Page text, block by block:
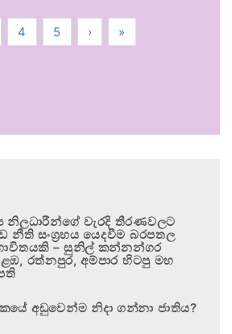
4 5 › »
නිලධාරීන්ගේ වැරදි තීරණවලට
නීති සංග්‍රහය යෙදවීම බරපතල
– සුනිල් කන්නන්ගර
රත්නපුර, අම්පාර හිටපු මහ
අඩුවෙන්ම නිදා ගන්නා ජාතිය?